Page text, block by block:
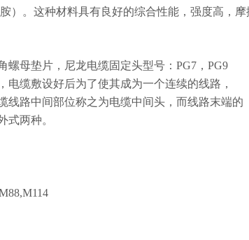
）。这种材料具有良好的综合性能，强度高，摩
螺母垫片，尼龙电缆固定头型号： PG7 ， PG9
，电缆敷设好后为了使其成为一个连续的线路，
线路中间部位称之为电缆中间头，而线路末端的
式两种。